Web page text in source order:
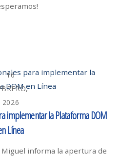
16
2026
implementar la Plataforma DOM
Línea
Miguel informa la apertura de